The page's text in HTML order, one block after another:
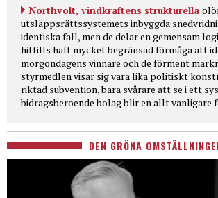
Northvolt, vindkraftens strukturella
utsläppsrättssystemets inbyggda
identiska fall, men de delar en gemensam
hittills haft mycket begränsad förmåga att
morgondagens vinnare och de förment
styrmedlen visar sig vara lika politiskt
riktad subvention, bara svårare att se i ett
bidragsberoende bolag blir en allt vanligare
DEN GRÖNA